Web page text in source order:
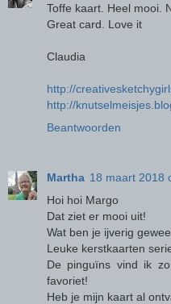
Toffe kaart. Heel mooi.
Great card. Love it
Claudia
http://
http://
Beantwoorden
Martha 18 maart 2018
Hoi hoi Margo
Dat ziet er mooi uit!
Wat ben je ijverig
Leuke kerstkaarten
De pinguïns vind ik
favoriet!
Heb je mijn kaart al